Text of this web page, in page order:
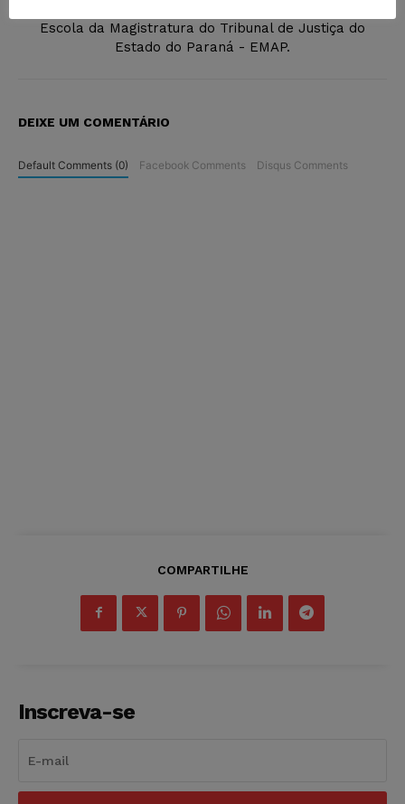
Escola da Magistratura do Tribunal de Justiça do
Estado do Paraná - EMAP.
DEIXE UM COMENTÁRIO
Default Comments (0) Facebook Comments Disqus Comments
COMPARTILHE
Inscreva-se